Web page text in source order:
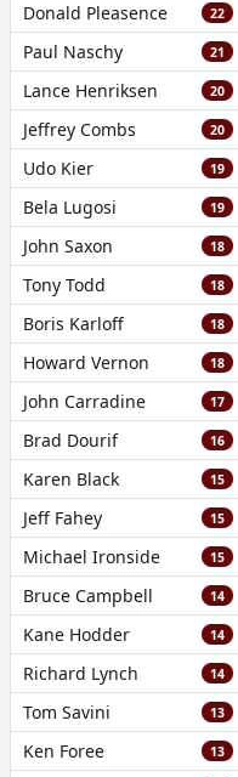
Donald Pleasence 22
Paul Naschy 21
Lance Henriksen 20
Jeffrey Combs 20
Udo Kier 19
Bela Lugosi 19
John Saxon 18
Tony Todd 18
Boris Karloff 18
Howard Vernon 18
John Carradine 17
Brad Dourif 16
Karen Black 15
Jeff Fahey 15
Michael Ironside 15
Bruce Campbell 14
Kane Hodder 14
Richard Lynch 14
Tom Savini 13
Ken Foree 13